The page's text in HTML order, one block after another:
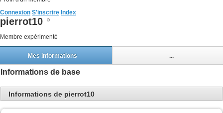
Connexion S'inscrire Index
pierrot10
Membre expérimenté
Mes informations ...
Informations de base
Informations de pierrot10